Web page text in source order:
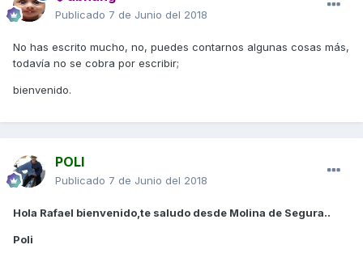
Publicado 7 de Junio del 2018
No has escrito mucho, no, puedes contarnos algunas cosas más,
todavía no se cobra por escribir;
bienvenido.
POLI
Publicado 7 de Junio del 2018
Hola Rafael bienvenido,te saludo desde Molina de Segura..
Poli